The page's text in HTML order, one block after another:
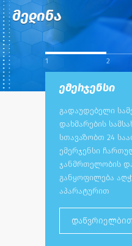
მედინა
1 2
ემერჯენსი
გადაუდებელი
დახმარების
სთავაზობთ 24
ემერჯენსი
ჯანმრთელობის
განყოფილება
აპარატურით